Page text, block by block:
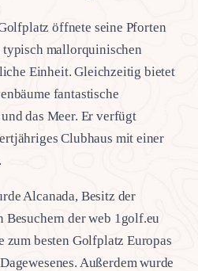
öffnete seine Pforten
mallorquinischen
Einheit. Gleichzeitig bietet
fantastische
das Meer. Er verfügt
Clubhaus mit einer
Alcanada, Besitz der
Besuchern der web 1golf.eu
zum besten Golfplatz Europas
Außerdem wurde